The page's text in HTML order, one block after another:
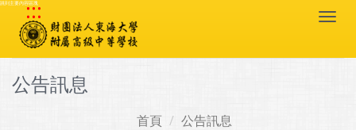
跳到主要內容區塊
:::
公告訊息
首頁
公告訊息